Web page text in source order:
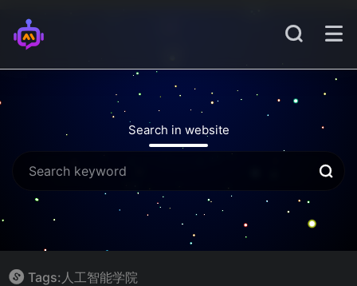
Search in website
Tags:人工智能学院